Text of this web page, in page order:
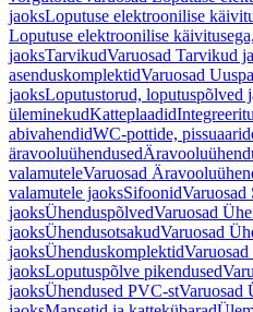
jaoksLoputuse elektroonilise
Loputuse elektroonilise
jaoksTarvikudVaruosad Tarvikud
asenduskomplektidVaruosad
jaoksLoputustorud, loputuspõlved
üleminekudKatteplaadid
abivahendidWC-pottide,
äravooluühendused
valamuteleVaruosad
valamutele jaoksSifoonidVaruosad
jaoksÜhenduspõlvedVaruosad
jaoksÜhendusotsakudVaruosad
jaoksÜhenduskomplektid
jaoksLoputuspõlve pikendused
jaoksÜhendused PVC-stVaruosad